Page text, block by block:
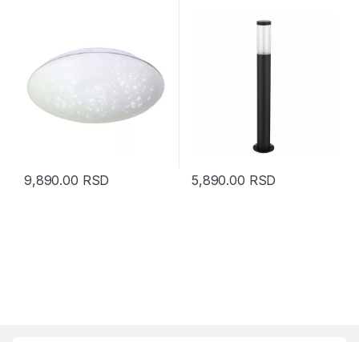
9,890.00 RSD 5,890.00 RSD